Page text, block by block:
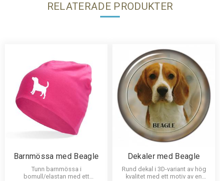
RELATERADE PRODUKTER
Barnmössa med Beagle
Tunn barnmössa i
bomull/elastan med ett
Dekaler med Beagle
Rund dekal i 3D-variant av hög
kvalitet med ett motiv av en